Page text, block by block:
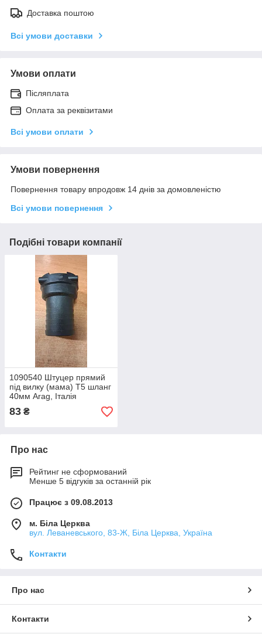
Доставка поштою
Всі умови доставки
Умови оплати
Післяплата
Оплата за реквізитами
Всі умови оплати
Умови повернення
Повернення товару впродовж 14 днів за домовленістю
Всі умови повернення
Подібні товари компанії
1090540 Штуцер прямий
під вилку (мама) Т5 шланг
40мм Arag, Італія
83 ₴
Про нас
Рейтинг не сформований
Менше 5 відгуків за останній рік
Працює з 09.08.2013
м. Біла Церква
вул. Леваневського, 83-Ж, Біла Церква, Україна
Контакти
Про нас
Контакти